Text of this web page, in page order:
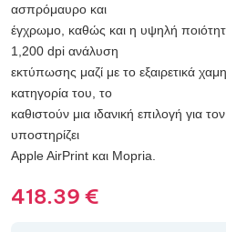
ασπρόμαυρο και
έγχρωμο, καθώς και η υψηλή
1,200 dpi ανάλυση
εκτύπωσης μαζί με το εξαιρετικά
κατηγορία του, το
καθιστούν μια ιδανική επιλογή για
υποστηρίζει
Apple AirPrint και Mopria.
418.39 €